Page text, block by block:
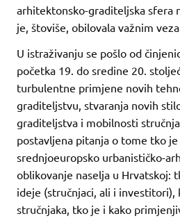
arhitektonsko-graditeljska sfera
je, štoviše, obilovala važnim
U istraživanju se pošlo od
početka 19. do sredine 20.
turbulentne primjene novih
graditeljstvu, stvaranja novih
graditeljstva i mobilnosti
postavljena pitanja o tome tko
srednjoeuropsko urbanističko-
oblikovanje naselja u Hrvatskoj:
ideje (stručnjaci, ali i investitori),
stručnjaka, tko je i kako